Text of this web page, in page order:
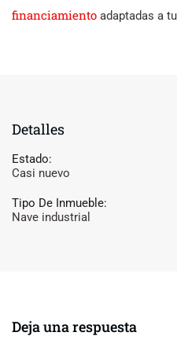
financiamiento adaptadas a
Detalles
Estado:
Casi nuevo
Tipo De Inmueble:
Nave industrial
Deja una respuesta